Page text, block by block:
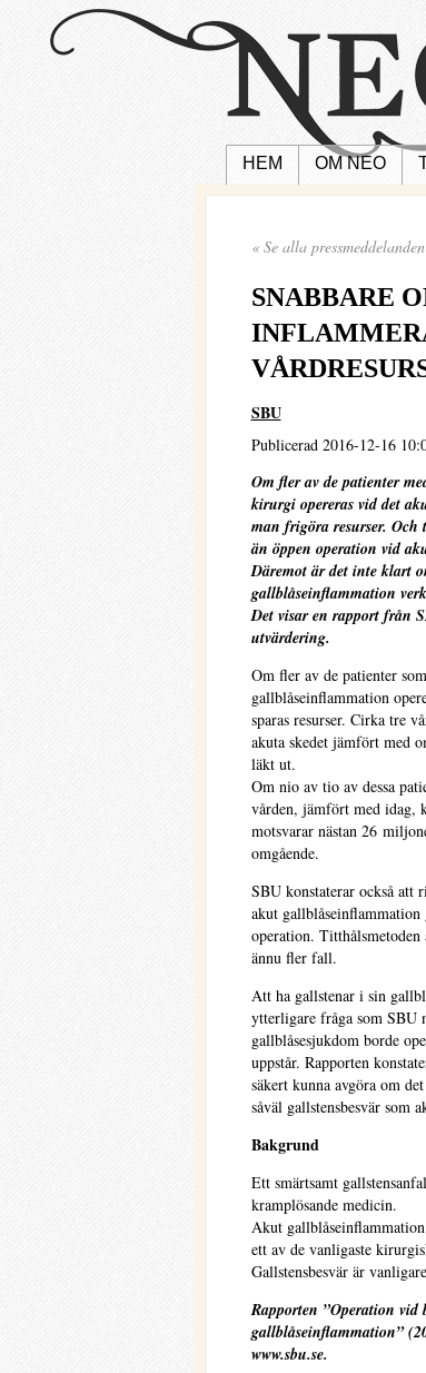
HEM OM NEO
« Se alla pressmeddelanden
SNABBARE
SBU
Publicerad 2016-12-16
Om fler av de patienter
kirurgi opereras vid det
man frigöra resurser.
än öppen operation vid
Däremot är det inte klart
gallblåseinflammation
Det visar en rapport från
utvärdering.
Om fler av de patienter
gallblåseinflammation
sparas resurser. Cirka tre
akuta skedet jämfört med
läkt ut.
Om nio av tio av dessa
vården, jämfört med idag,
motsvarar nästan 26
omgående.
SBU konstaterar också
akut
operation.
ännu fler fall.
Att ha gallstenar i sin
ytterligare fråga som SBU
gallblåsesjukdom borde
uppstår. Rapporten
säkert kunna avgöra om
såväl gallstensbesvär som
Bakgrund
Ett smärtsamt
kramplösande medicin.
Akut
ett av de vanligaste
Gallstensbesvär är
Rapporten ”Operation vid
gallblåseinflammation”
www.sbu.se.